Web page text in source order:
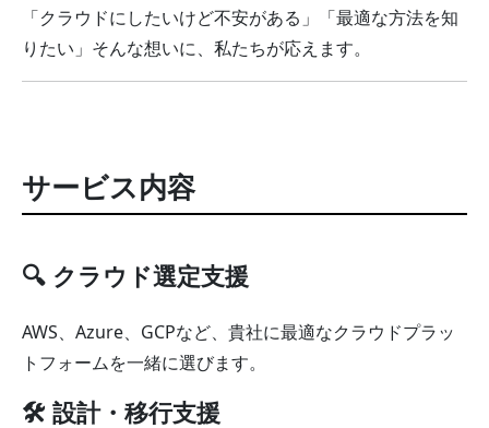
「クラウドにしたいけど不安がある」「最適な方法を知
りたい」そんな想いに、私たちが応えます。
サービス内容
🔍 クラウド選定支援
AWS、Azure、GCPなど、貴社に最適なクラウドプラッ
トフォームを一緒に選びます。
🛠️ 設計・移行支援